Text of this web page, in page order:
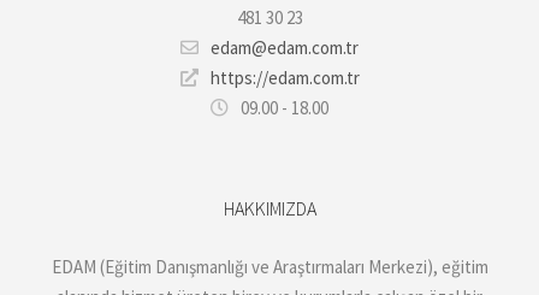
481 30 23
edam@edam.com.tr
https://edam.com.tr
09.00 - 18.00
HAKKIMIZDA
EDAM (Eğitim Danışmanlığı ve Araştırmaları Merkezi), eğitim